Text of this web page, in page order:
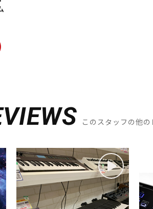
このスタッフの他の